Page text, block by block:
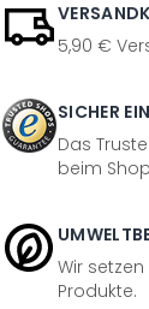
5,90 €
SICHER
Das
beim
Wir
Produkte.